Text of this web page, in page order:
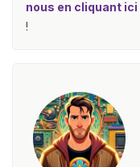
nous en cliquant ici
!